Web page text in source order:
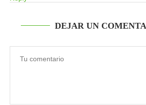
DEJAR UN